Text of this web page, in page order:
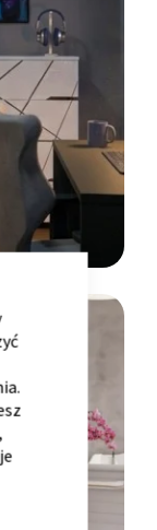
CLOSE
BAR
i stolik
meble